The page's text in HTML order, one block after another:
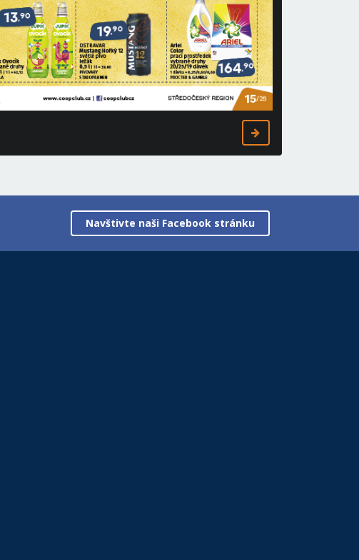
Navštivte naši Facebook stránku